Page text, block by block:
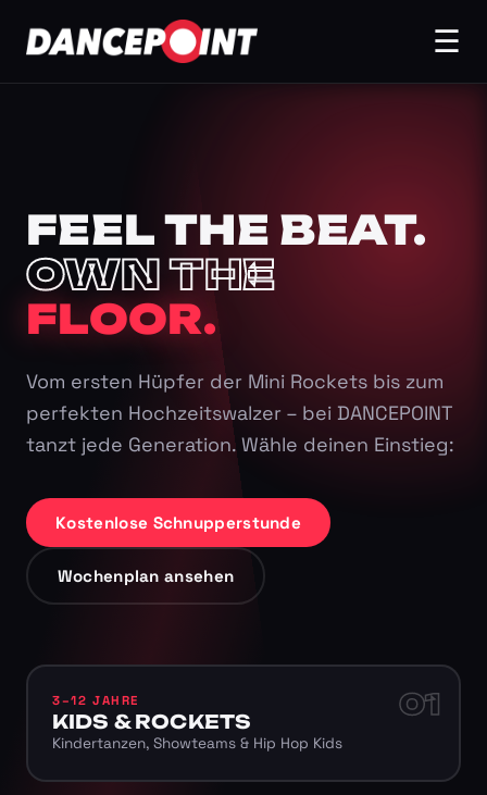
☰
FEEL THE BEAT.
OWN THE
FLOOR.
Vom ersten Hüpfer der Mini Rockets bis zum
perfekten Hochzeitswalzer – bei DANCEPOINT
tanzt jede Generation. Wähle deinen Einstieg:
Kostenlose Schnupperstunde
Wochenplan ansehen
01
3–12 JAHRE
KIDS & ROCKETS
Kindertanzen, Showteams & Hip Hop Kids